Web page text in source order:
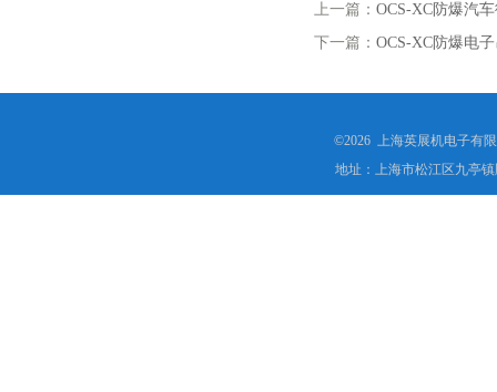
上一篇： OCS-XC防爆汽
下一篇： OCS-XC防爆电
©2026 上海英展机电子有
地址：上海市松江区九亭镇